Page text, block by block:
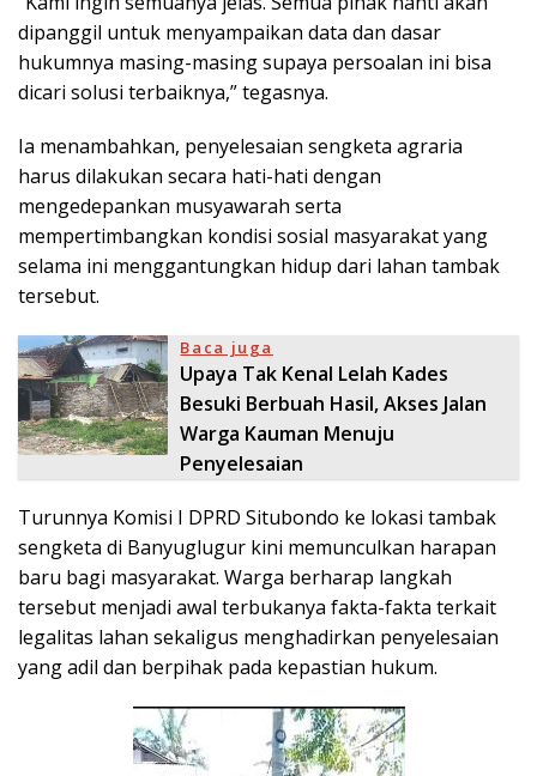
dipanggil untuk menyampaikan data dan dasar
hukumnya masing-masing supaya persoalan ini bisa
dicari solusi terbaiknya,” tegasnya.
Ia menambahkan, penyelesaian sengketa agraria
harus dilakukan secara hati-hati dengan
mengedepankan musyawarah serta
mempertimbangkan kondisi sosial masyarakat yang
selama ini menggantungkan hidup dari lahan tambak
tersebut.
Baca juga
Upaya Tak Kenal Lelah Kades
Besuki Berbuah Hasil, Akses Jalan
Warga Kauman Menuju
Penyelesaian
Turunnya Komisi I DPRD Situbondo ke lokasi tambak
sengketa di Banyuglugur kini memunculkan harapan
baru bagi masyarakat. Warga berharap langkah
tersebut menjadi awal terbukanya fakta-fakta terkait
legalitas lahan sekaligus menghadirkan penyelesaian
yang adil dan berpihak pada kepastian hukum.